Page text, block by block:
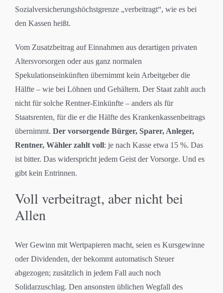
Sozialversicherungshöchstgrenze „verbeitragt“, wie es bei
den Kassen heißt.
Vom Zusatzbeitrag auf Einnahmen aus derartigen privaten
Altersvorsorgen oder aus ganz normalen
Spekulationseinkünften übernimmt kein Arbeitgeber die
Hälfte – wie bei Löhnen und Gehältern. Der Staat zahlt auch
nicht für solche Rentner-Einkünfte – anders als für
Staatsrenten, für die er die Hälfte des Krankenkassenbeitrags
übernimmt. Der vorsorgende Bürger, Sparer, Anleger,
Rentner, Wähler zahlt voll: je nach Kasse etwa 15 %. Das
ist bitter. Das widerspricht jedem Geist der Vorsorge. Und es
gibt kein Entrinnen.
Voll verbeitragt, aber nicht bei
Allen
Wer Gewinn mit Wertpapieren macht, seien es Kursgewinne
oder Dividenden, der bekommt automatisch Steuer
abgezogen; zusätzlich in jedem Fall auch noch
Solidarzuschlag. Den ansonsten üblichen Wegfall des